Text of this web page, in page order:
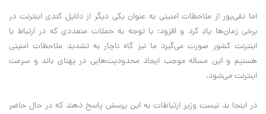
اما تقی‌پور از ملاحظات امنیتی به عنوان یکی دیگر از دلایل کندی اینترنت در
برخی زمان‌ها یاد کرد و افزود: با توجه به حملات متعددی که در ارتباط با
اینترنت کشور صورت می‌گیرد ما نیز گاه ناچار به تشدید ملاحظات امنیتی
هستیم و این مساله موجب ایجاد محدودیت‌هایی در پهنای باند و سرعت
اینترنت می‌شود.
در اینجا بد نیست وزیر ارتباطات به این پرسش پاسخ دهند که در حال حاضر